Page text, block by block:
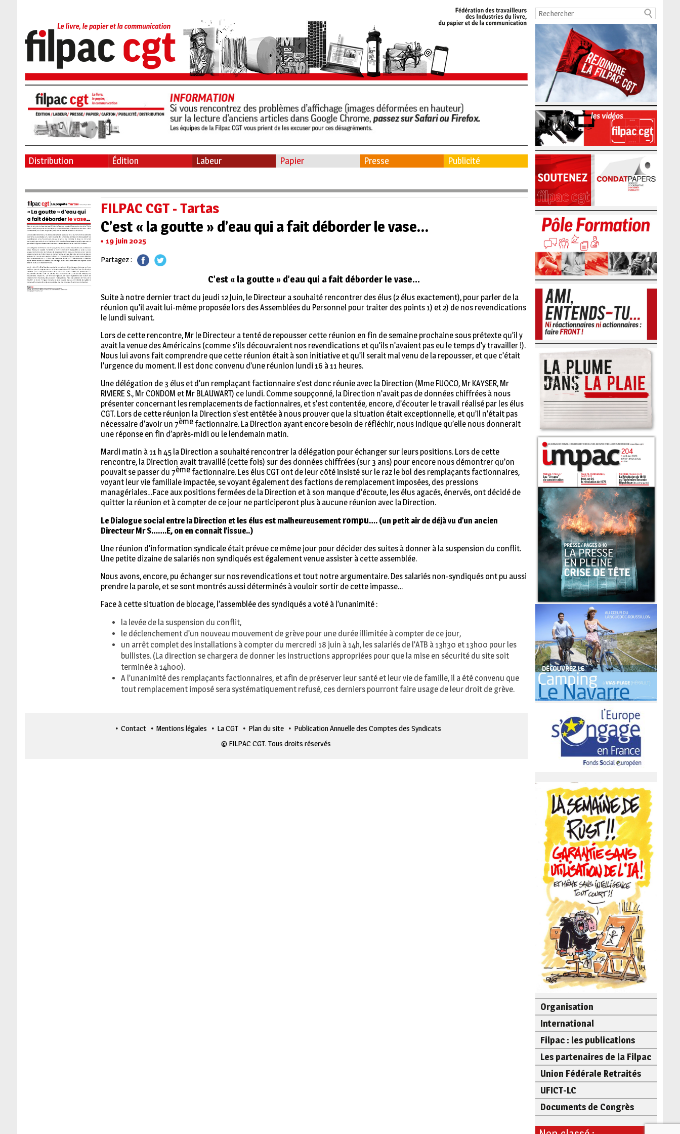
Distribution Édition Labeur Papier Presse Publicité
FILPAC CGT - Tartas
C’est « la goutte » d’eau qui a fait déborder le vase…
19 juin 2025
Partagez :
C’est « la goutte » d’eau qui a fait déborder le vase…
Suite à notre dernier tract du jeudi 12 Juin, le Directeur a souhaité rencontrer des élus (2 élus exactement), pour parler de la
réunion qu’il avait lui-même proposée lors des Assemblées du Personnel pour traiter des points 1) et 2) de nos revendications
le lundi suivant.
Lors de cette rencontre, Mr le Directeur a tenté de repousser cette réunion en fin de semaine prochaine sous prétexte qu’il y
avait la venue des Américains (comme s’ils découvraient nos revendications et qu’ils n’avaient pas eu le temps d’y travailler !).
Nous lui avons fait comprendre que cette réunion était à son initiative et qu’il serait mal venu de la repousser, et que c’était
l’urgence du moment. Il est donc convenu d’une réunion lundi 16 à 11 heures.
Une délégation de 3 élus et d’un remplaçant factionnaire s’est donc réunie avec la Direction (Mme FUOCO, Mr KAYSER, Mr
RIVIERE S., Mr CONDOM et Mr BLAUWART) ce lundi. Comme soupçonné, la Direction n’avait pas de données chiffrées à nous
présenter concernant les remplacements de factionnaires, et s’est contentée, encore, d’écouter le travail réalisé par les élus
CGT. Lors de cette réunion la Direction s’est entêtée à nous prouver que la situation était exceptionnelle, et qu’il n’était pas
nécessaire d’avoir un 7èmefactionnaire. La Direction ayant encore besoin de réfléchir, nous indique qu’elle nous donnerait
une réponse en fin d’après-midi ou le lendemain matin.
Mardi matin à 11 h 45 la Direction a souhaité rencontrer la délégation pour échanger sur leurs positions. Lors de cette
rencontre, la Direction avait travaillé (cette fois) sur des données chiffrées (sur 3 ans) pour encore nous démontrer qu’on
pouvait se passer du 7èmefactionnaire. Les élus CGT ont de leur côté insisté sur le raz le bol des remplaçants factionnaires,
voyant leur vie familiale impactée, se voyant également des factions de remplacement imposées, des pressions
managériales…Face aux positions fermées de la Direction et à son manque d’écoute, les élus agacés, énervés, ont décidé de
quitter la réunion et à compter de ce jour ne participeront plus à aucune réunion avec la Direction.
Le Dialogue social entre la Direction et les élus est malheureusementrompu…. (un petit air de déjà vu d’un ancien
Directeur Mr S…….E, on en connait l’issue..)
Une réunion d’information syndicale était prévue ce même jour pour décider des suites à donner à la suspension du conflit.
Une petite dizaine de salariés non syndiqués est également venue assister à cette assemblée.
Nous avons, encore, pu échanger sur nos revendications et tout notre argumentaire. Des salariés non-syndiqués ont pu aussi
prendre la parole, et se sont montrés aussi déterminés à vouloir sortir de cette impasse…
Face à cette situation de blocage, l’assemblée des syndiqués a voté à l’unanimité :
la levée de la suspension du conflit,
le déclenchement d’un nouveau mouvement de grève pour une durée illimitée à compter de ce jour,
un arrêt complet des installations à compter du mercredi 18 juin à 14h, les salariés de l’ATB à 13h30 et 13h00 pour les
bullistes. (La direction se chargera de donner les instructions appropriées pour que la mise en sécurité du site soit
terminée à 14h00).
A l’unanimité des remplaçants factionnaires, et afin de préserver leur santé et leur vie de famille, il a été convenu que
tout remplacement imposé sera systématiquement refusé, ces derniers pourront faire usage de leur droit de grève.
Contact Mentions légales La CGT Plan du site
Publication Annuelle des Comptes des Syndicats
© FILPAC CGT. Tous droits réservés
Organisation
International
Filpac : les publications
Les partenaires de la Filpac
Union Fédérale Retraités
UFICT-LC
Documents de Congrès